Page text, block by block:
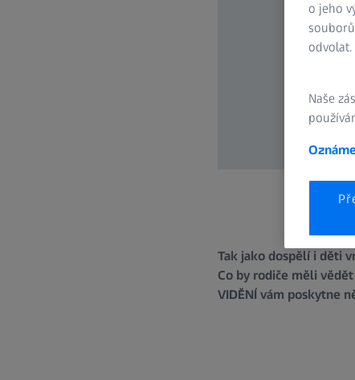
Tak jako dospělí i děti
Co by rodiče měli
VIDĚNÍ vám poskytne
o jeho
odvolat.
Naše